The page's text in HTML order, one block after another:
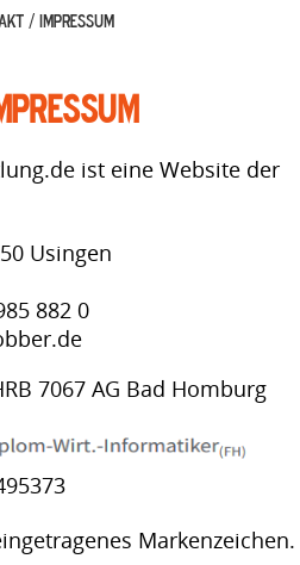
/ IMPRESSUM
ist eine Website der
Usingen
882 0
7067 AG Bad Homburg
Markenzeichen.